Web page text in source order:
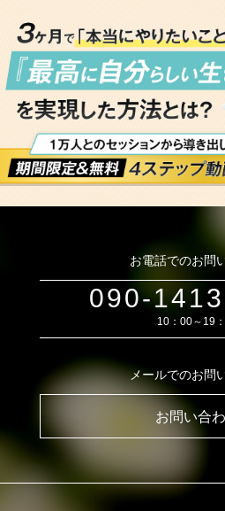
お電話でのお問
090-
10：00～19
メールでのお問
お問い合